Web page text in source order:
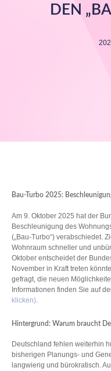
DEN
Bau-Turbo 2025:
Am 9. Oktober 2025 hat der
Beschleunigung des
(„Bau-Turbo“) verabschiedet.
Wohnraum schneller und
Oktober entscheidet der
November in Kraft treten
gefragt, die neuen
Informationen finden Sie auf
klicken)
Hintergrund: Warum braucht
Deutschland fehlen weiterhin
bisherigen Planungs- und
langwierig und bürokratisch.